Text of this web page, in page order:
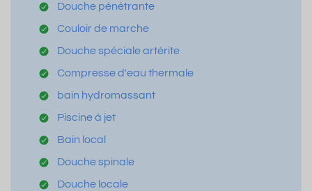
Douche pénétrante
Couloir de marche
Douche spéciale artérite
Compresse d'eau thermale
bain hydromassant
Piscine à jet
Bain local
Douche spinale
Douche locale